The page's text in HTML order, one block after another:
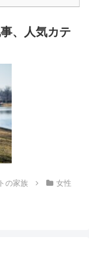
、人気カテ
の家族
女性